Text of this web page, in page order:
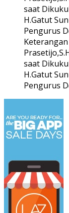
saat
H.Gatut
Pengurus